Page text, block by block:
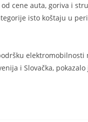
cene auta, goriva i
isto koštaju u
elektromobilnosti
i Slovačka,